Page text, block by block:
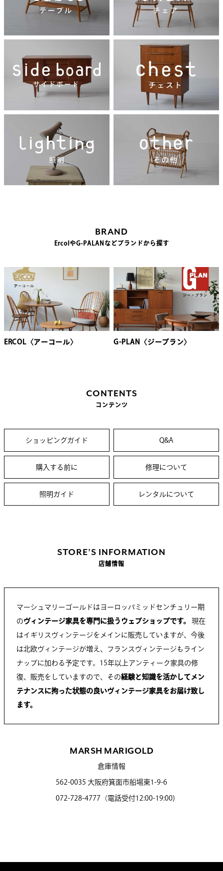
BRAND
ErcolやG-PALANなどブランドから探す
ERCOL〈アーコール〉 G-PLAN〈ジープラン〉
CONTENTS
コンテンツ
ショッピングガイド Q&A
購入する前に 修理について
照明ガイド レンタルについて
STORE’S INFORMATION
店舗情報
マーシュマリーゴールドはヨーロッパミッドセンチュリー期
のヴィンテージ家具を専門に扱うウェブショップです。 現在
はイギリスヴィンテージをメインに販売していますが、今後
は北欧ヴィンテージが増え、フランスヴィンテージもライン
ナップに加わる予定です。15年以上アンティーク家具の修
復、販売をしていますので、その経験と知識を活かしてメン
テナンスに拘った状態の良いヴィンテージ家具をお届け致し
ます。
MARSH MARIGOLD
倉庫情報
562-0035 大阪府箕面市船場東1-9-6
072-728-4777（電話受付12:00-19:00)